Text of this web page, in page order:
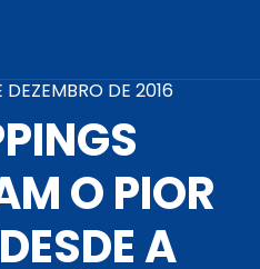
DEZEMBRO DE 2016
O PIOR
A